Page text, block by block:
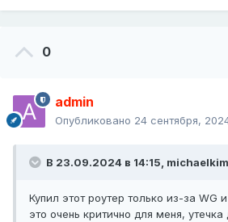
0
admin
Опубликовано 24 сентября,
В 23.09.2024 в 14:15, michaelkim
Купил этот роутер только из-за WG
это очень критично для меня,